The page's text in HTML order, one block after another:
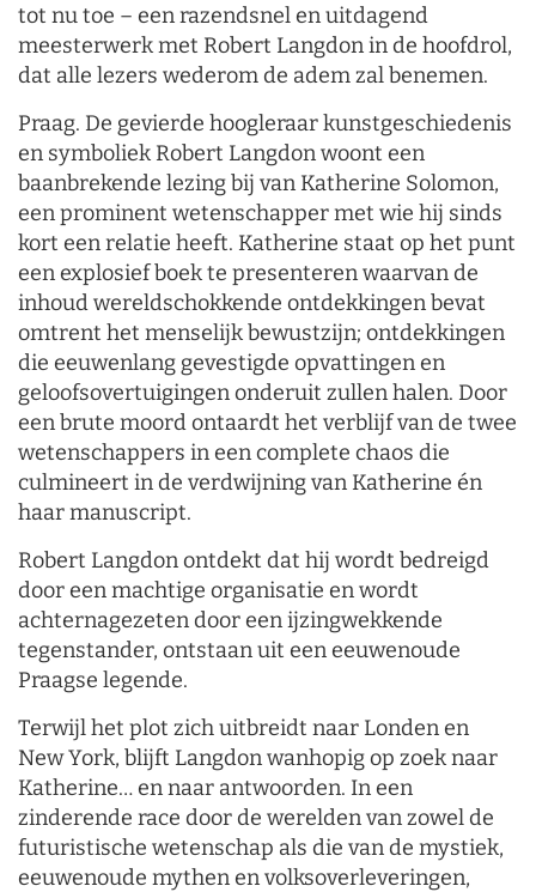
tot nu toe – een razendsnel en uitdagend
meesterwerk met Robert Langdon in de hoofdrol,
dat alle lezers wederom de adem zal benemen.
Praag. De gevierde hoogleraar kunstgeschiedenis
en symboliek Robert Langdon woont een
baanbrekende lezing bij van Katherine Solomon,
een prominent wetenschapper met wie hij sinds
kort een relatie heeft. Katherine staat op het punt
een explosief boek te presenteren waarvan de
inhoud wereldschokkende ontdekkingen bevat
omtrent het menselijk bewustzijn; ontdekkingen
die eeuwenlang gevestigde opvattingen en
geloofsovertuigingen onderuit zullen halen. Door
een brute moord ontaardt het verblijf van de twee
wetenschappers in een complete chaos die
culmineert in de verdwijning van Katherine én
haar manuscript.
Robert Langdon ontdekt dat hij wordt bedreigd
door een machtige organisatie en wordt
achternagezeten door een ijzingwekkende
tegenstander, ontstaan uit een eeuwenoude
Praagse legende.
Terwijl het plot zich uitbreidt naar Londen en
New York, blijft Langdon wanhopig op zoek naar
Katherine… en naar antwoorden. In een
zinderende race door de werelden van zowel de
futuristische wetenschap als die van de mystiek,
eeuwenoude mythen en volksoverleveringen,